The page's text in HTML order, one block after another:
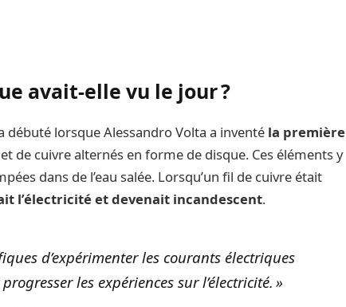
avait-elle vu le jour ?
débuté lorsque Alessandro Volta a inventé la première
de cuivre alternés en forme de disque. Ces éléments y
dans de l’eau salée. Lorsqu’un fil de cuivre était
l’électricité et devenait incandescent.
d’expérimenter les courants électriques
les expériences sur l’électricité. »